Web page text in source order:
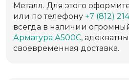
Металл. Для этого
или по телефону +7 (812)
всегда в наличии
Арматура А500С,
своевременная доставка.